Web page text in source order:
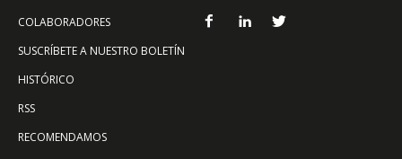
COLABORADORES
SUSCRÍBETE A NUESTRO BOLETÍN
HISTÓRICO
RSS
RECOMENDAMOS